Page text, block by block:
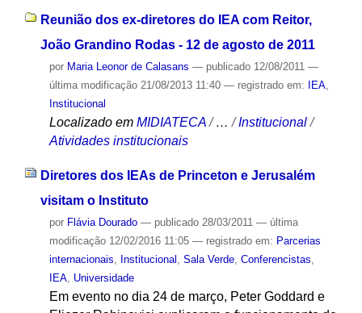
Reunião dos ex-diretores do IEA com Reitor,
João Grandino Rodas - 12 de agosto de 2011
por Maria Leonor de Calasans — publicado12/08/2011 —
última modificação21/08/2013 11:40 — registrado em: IEA,
Institucional
Localizado em MIDIATECA /…/Institucional /
Atividades institucionais
Diretores dos IEAs de Princeton e Jerusalém
visitam o Instituto
por Flávia Dourado — publicado28/03/2011 — última
modificação12/02/2016 11:05 — registrado em: Parcerias
internacionais
Institucional Sala Verde, Conferencistas
IEA, Universidade
Em evento no dia 24 de março, Peter Goddard e